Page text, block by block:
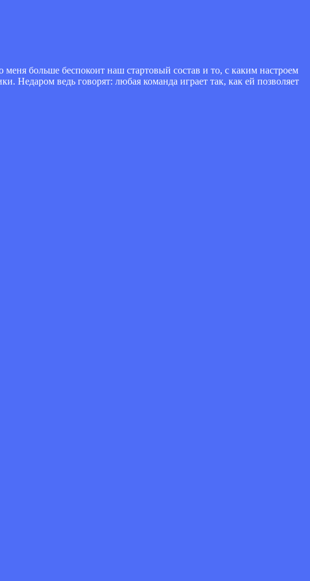
больше беспокоит наш стартовый состав и то, с каким настроем
Недаром ведь говорят: любая команда играет так, как ей позволяет